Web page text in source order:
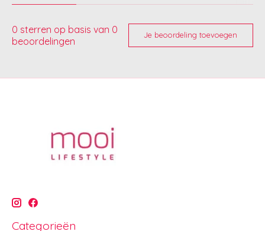
0 sterren op basis van 0
beoordelingen
Je beoordeling toevoegen
Categorieën